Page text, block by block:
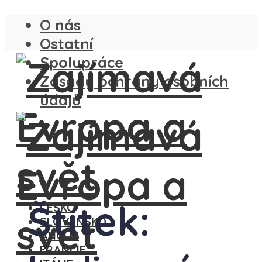
O nás
Ostatní
Spolupráce
Zásady ochrany osobních
údajů
ČESKO
SLOVENSKO
ANGLIE
FRANCIE
Štítek: